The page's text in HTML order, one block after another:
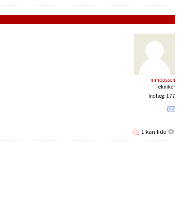
nimbussen
Tekniker
Indlæg: 177
1 kan lide